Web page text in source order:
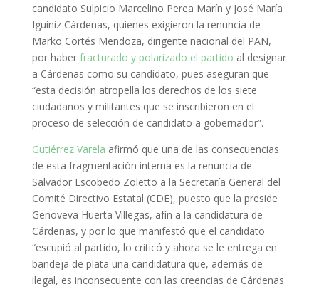
candidato Sulpicio Marcelino Perea Marín y José María
Iguíniz Cárdenas, quienes exigieron la renuncia de
Marko Cortés Mendoza, dirigente nacional del PAN,
por haber fracturado y polarizado el partido al designar
a Cárdenas como su candidato, pues aseguran que
“esta decisión atropella los derechos de los siete
ciudadanos y militantes que se inscribieron en el
proceso de selección de candidato a gobernador”.
Gutiérrez Varela afirmó que una de las consecuencias
de esta fragmentación interna es la renuncia de
Salvador Escobedo Zoletto a la Secretaría General del
Comité Directivo Estatal (CDE), puesto que la preside
Genoveva Huerta Villegas, afín a la candidatura de
Cárdenas, y por lo que manifestó que el candidato
“escupió al partido, lo criticó y ahora se le entrega en
bandeja de plata una candidatura que, además de
ilegal, es inconsecuente con las creencias de Cárdenas